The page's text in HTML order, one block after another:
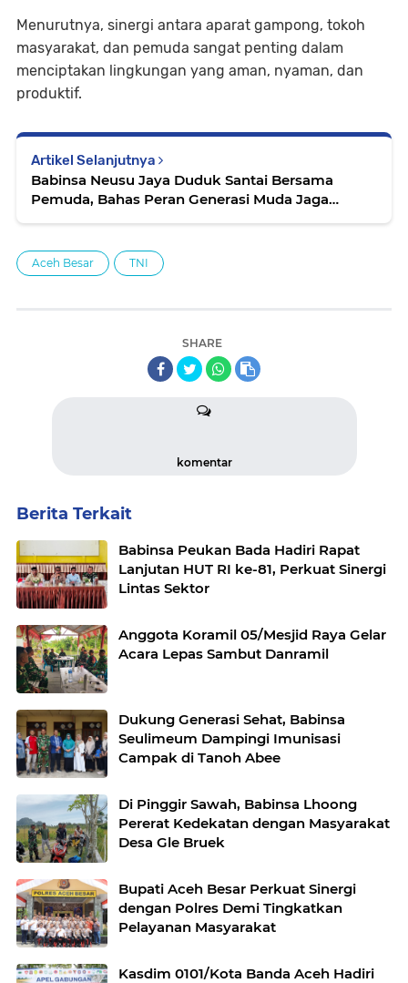
Menurutnya, sinergi antara aparat gampong, tokoh
masyarakat, dan pemuda sangat penting dalam
menciptakan lingkungan yang aman, nyaman, dan
produktif.
Artikel Selanjutnya
Babinsa Neusu Jaya Duduk Santai Bersama
Pemuda, Bahas Peran Generasi Muda Jaga
Aceh Besar TNI
SHARE
komentar
Berita Terkait
Babinsa Peukan Bada Hadiri Rapat
Lanjutan HUT RI ke-81, Perkuat Sinergi
Lintas Sektor
Anggota Koramil 05/Mesjid Raya Gelar
Acara Lepas Sambut Danramil
Dukung Generasi Sehat, Babinsa
Seulimeum Dampingi Imunisasi
Campak di Tanoh Abee
Di Pinggir Sawah, Babinsa Lhoong
Pererat Kedekatan dengan Masyarakat
Desa Gle Bruek
Bupati Aceh Besar Perkuat Sinergi
dengan Polres Demi Tingkatkan
Pelayanan Masyarakat
Kasdim 0101/Kota Banda Aceh Hadiri